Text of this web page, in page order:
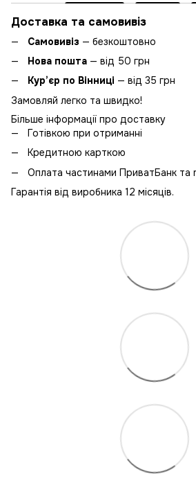
Доставка та самовивіз
Самовивіз — безкоштовно
Нова пошта — від 50 грн
Кур’єр по Вінниці — від 35 грн
Замовляй легко та швидко!
Більше інформації про доставку
Готівкою при отриманні
Кредитною карткою
Оплата частинами ПриватБанк та
Гарантія від виробника 12 місяців.